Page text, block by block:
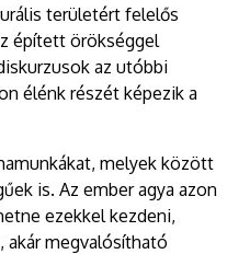
területért felelős
épített örökséggel
az utóbbi
élénk részét képezik a
melyek között
is. Az ember agya azon
ezekkel kezdeni,
akár megvalósítható